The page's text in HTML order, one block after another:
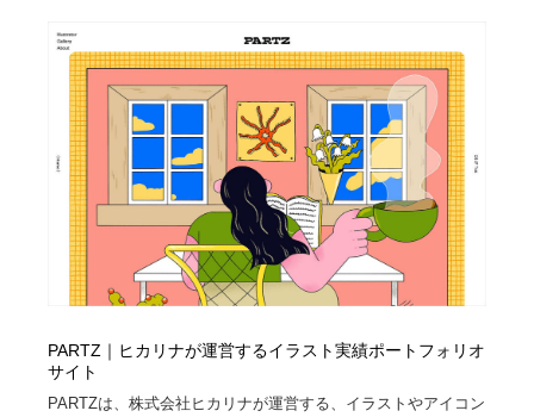
PARTZ｜ヒカリナが運営するイラスト実績ポートフォリオ
サイト
PARTZは、株式会社ヒカリナが運営する、イラストやアイコン